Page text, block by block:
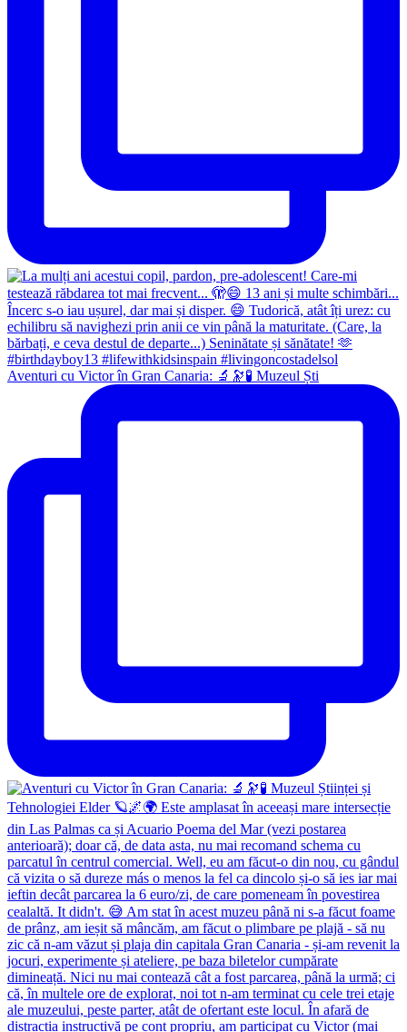
Aventuri cu Victor în Gran Canaria: 🔬🔭🧪 Muzeul Ști